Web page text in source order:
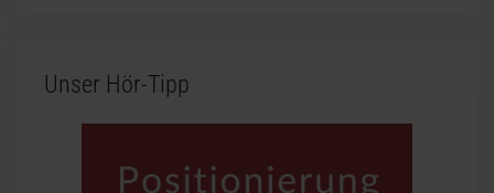
Unser Hör-Tipp